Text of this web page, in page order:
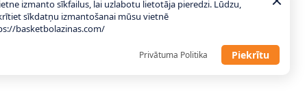
izmanto sīkfailus, lai uzlabotu lietotāja pieredzi. Lūdzu,
sīkdatņu izmantošanai mūsu vietnē
basketbolazinas.com/
Privātuma Politika Piekrītu